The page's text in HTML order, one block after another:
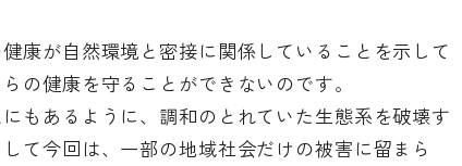
康が自然環境と密接に関係していることを示して
の健康を守ることができないのです。
もあるように、調和のとれていた生態系を破壊す
て今回は、一部の地域社会だけの被害に留まら